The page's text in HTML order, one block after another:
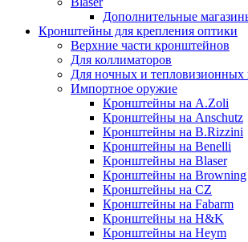
Дополнительные
Кронштейны для крепления оптики
Верхние части кронштейнов
Для коллиматоров
Для ночных и тепловизионных
Импортное оружие
Кронштейны на A.Zoli
Кронштейны на Anschutz
Кронштейны на B.Rizzini
Кронштейны на Benelli
Кронштейны на Blaser
Кронштейны на Browning
Кронштейны на CZ
Кронштейны на Fabarm
Кронштейны на H&K
Кронштейны на Heym